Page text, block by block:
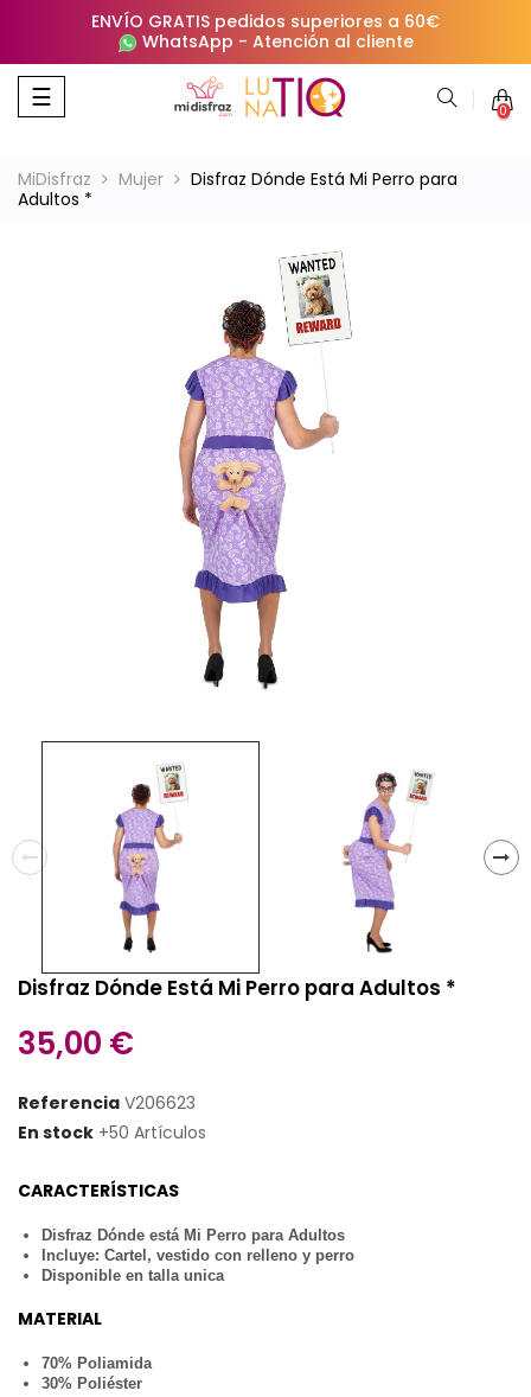
ENVÍO GRATIS pedidos superiores a 60€
WhatsApp - Atención al cliente
Navegación
de
☰ 0
MiDisfraz Mujer
Disfraz Dónde Está Mi Perro para
Adultos *
Disfraz Dónde Está Mi Perro para Adultos *
35,00 €
Referencia V206623
En stock +50 Artículos
CARACTERÍSTICAS
Disfraz Dónde está Mi Perro para Adultos
Incluye: Cartel, vestido con relleno y perro
Disponible en talla unica
MATERIAL
70% Poliamida
30% Poliéster